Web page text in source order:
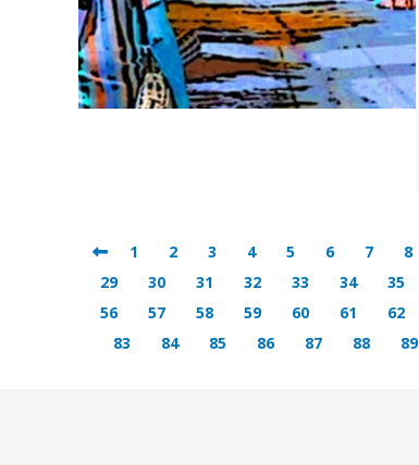
1 2 3 4 5 6 7 8
29
30 31 32 33 34 35
56
57 58 59 60 61 62
83
84 85 86 87 88 89